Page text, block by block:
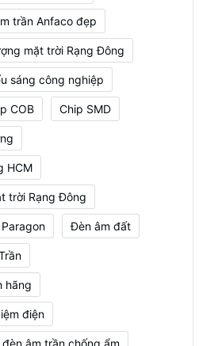
trần Anfaco đẹp
mặt trời Rạng Đông
sáng công nghiệp
COB Chip SMD
HCM
trời Rạng Đông
Đèn âm đất
hãng
điện
đèn âm trần chống ẩm